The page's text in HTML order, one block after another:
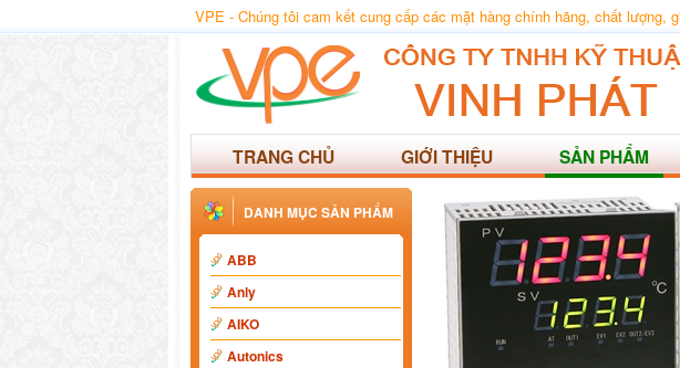
VPE - Chúng tôi cam kết cung cấp các mặt hàng chính hãng, chất lượng,
TRANG CHỦ GIỚI THIỆU SẢN PHẨM
DANH MỤC SẢN PHẨM
ABB
Anly
AIKO
Autonics